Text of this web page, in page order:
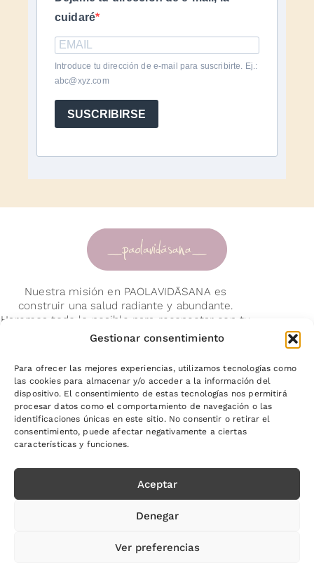
Gestionar consentimiento
Para ofrecer las mejores experiencias, utilizamos tecnologías como
las cookies para almacenar y/o acceder a la información del
dispositivo. El consentimiento de estas tecnologías nos permitirá
procesar datos como el comportamiento de navegación o las
identificaciones únicas en este sitio. No consentir o retirar el
consentimiento, puede afectar negativamente a ciertas
características y funciones.
Aceptar
Denegar
Ver preferencias
cuidaré
Introduce tu dirección de e-mail para suscribirte. Ej.:
abc@xyz.com
SUSCRIBIRSE
Nuestra misión en PAOLAVIDĀSANA es
construir una salud radiante y abundante.
Haremos todo lo posible para reconectar con tu
origen y guiarte en tu evolución, para que
Síguenos en:
PAOLAVIDĀSANA © 2025 - All Rights Reserved -
Política de cookies (UE)